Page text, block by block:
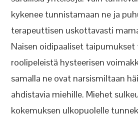
kykenee tunnistamaan ne ja
terapeuttisen uskottavasti
Naisen oidipaaliset taipumukset
roolipeleistä hysteerisen
samalla ne ovat narsismiltaan
ahdistavia miehille. Miehet
kokemuksen ulkopuolelle